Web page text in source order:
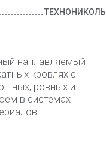
ТЕХНОНИКОЛЬ
наплавляемый
кровлях с
ровных и
в системах